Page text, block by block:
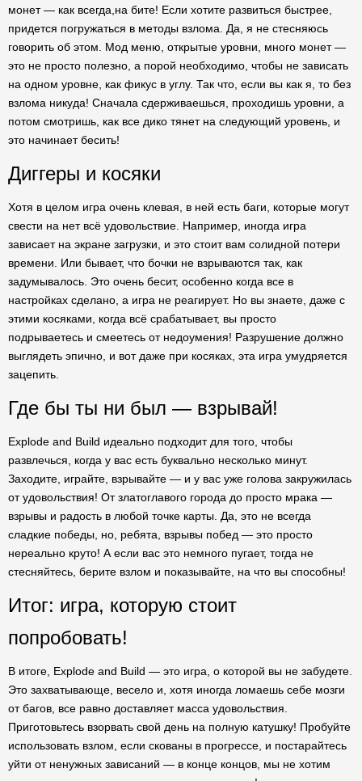
монет — как всегда,на бите! Если хотите развиться быстрее,
придется погружаться в методы взлома. Да, я не стесняюсь
говорить об этом. Мод меню, открытые уровни, много монет —
это не просто полезно, а порой необходимо, чтобы не зависать
на одном уровне, как фикус в углу. Так что, если вы как я, то без
взлома никуда! Сначала сдерживаешься, проходишь уровни, а
потом смотришь, как все дико тянет на следующий уровень, и
это начинает бесить!
Диггеры и косяки
Хотя в целом игра очень клевая, в ней есть баги, которые могут
свести на нет всё удовольствие. Например, иногда игра
зависает на экране загрузки, и это стоит вам солидной потери
времени. Или бывает, что бочки не взрываются так, как
задумывалось. Это очень бесит, особенно когда все в
настройках сделано, а игра не реагирует. Но вы знаете, даже с
этими косяками, когда всё срабатывает, вы просто
подрываетесь и смеетесь от недоумения! Разрушение должно
выглядеть эпично, и вот даже при косяках, эта игра умудряется
зацепить.
Где бы ты ни был — взрывай!
Explode and Build идеально подходит для того, чтобы
развлечься, когда у вас есть буквально несколько минут.
Заходите, играйте, взрывайте — и у вас уже голова закружилась
от удовольствия! От златоглавого города до просто мрака —
взрывы и радость в любой точке карты. Да, это не всегда
сладкие победы, но, ребята, взрывы побед — это просто
нереально круто! А если вас это немного пугает, тогда не
стесняйтесь, берите взлом и показывайте, на что вы способны!
Итог: игра, которую стоит
попробовать!
В итоге, Explode and Build — это игра, о которой вы не забудете.
Это захватывающе, весело и, хотя иногда ломаешь себе мозги
от багов, все равно доставляет масса удовольствия.
Приготовьтесь взорвать свой день на полную катушку! Пробуйте
использовать взлом, если скованы в прогрессе, и постарайтесь
уйти от ненужных зависаний — в конце концов, мы не хотим